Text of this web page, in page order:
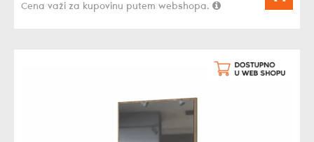
Cena važi za kupovinu putem webshopa.